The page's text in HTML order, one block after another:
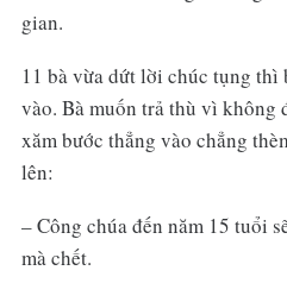
gian.
11 bà vừa dứt lời chúc tụng thì
vào. Bà muốn trả thù vì không
xăm bước thẳng vào chẳng
lên:
– Công chúa đến năm 15 tuổi
mà chết.